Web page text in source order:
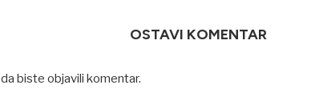
OSTAVI KOMENTAR
da biste objavili komentar.